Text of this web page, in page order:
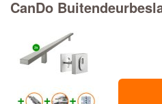
CanDo